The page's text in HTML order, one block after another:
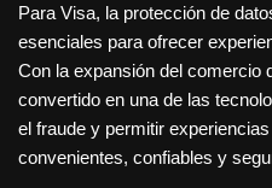
Para Visa, la protección de
esenciales para ofrecer
Con la expansión del comercio
convertido en una de las
el fraude y permitir
convenientes, confiables y